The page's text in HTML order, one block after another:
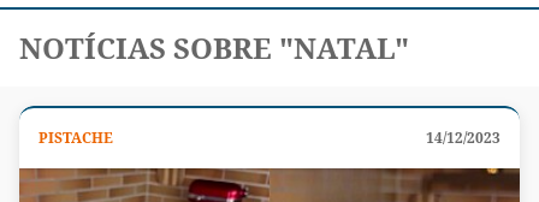
NOTÍCIAS SOBRE "NATAL"
PISTACHE 14/12/2023